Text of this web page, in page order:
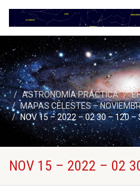
ASTRONOMÍA PRÁCTICA
MAPAS CELESTES –
NOV 15 – 2022 – 02 30 – 120 –
NOV 15 – 2022 – 02